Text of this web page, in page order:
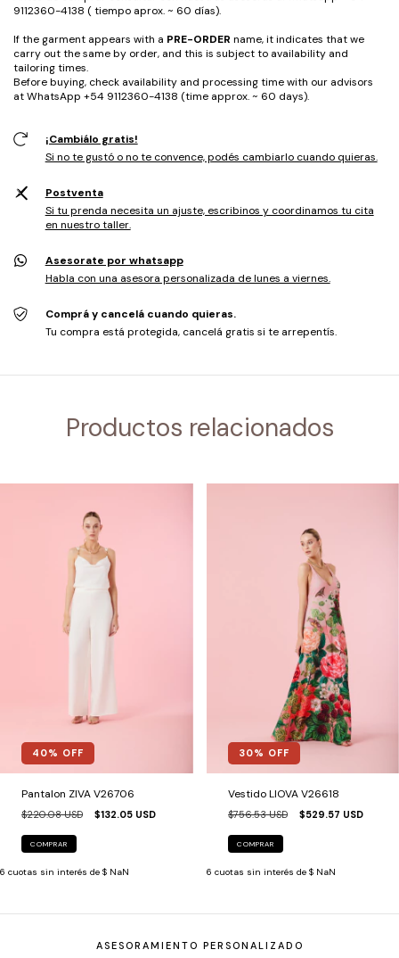
9112360-4138 ( tiempo aprox. ~ 60 días).
If the garment appears with a PRE-ORDER name, it indicates that we
carry out the same by order, and this is subject to availability and
tailoring times.
Before buying, check availability and processing time with our advisors
at WhatsApp +54 9112360-4138 (time approx. ~ 60 days).
¡Cambiálo gratis!
Si no te gustó o no te convence, podés cambiarlo cuando quieras.
Postventa
Si tu prenda necesita un ajuste, escribinos y coordinamos tu cita
en nuestro taller.
Asesorate por whatsapp
Habla con una asesora personalizada de lunes a viernes.
Comprá y cancelá cuando quieras.
Tu compra está protegida, cancelá gratis si te arrepentís.
Productos relacionados
40% OFF
Pantalon ZIVA V26706
$220.08 USD $132.05 USD
COMPRAR
6 cuotas sin interés de $ NaN
30% OFF
Vestido LIOVA V26618
$756.53 USD $529.57 USD
COMPRAR
6 cuotas sin interés de $ NaN
ASESORAMIENTO PERSONALIZADO